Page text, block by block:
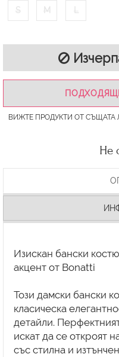
S M L
ВИЖТЕ ПРОДУКТИ ОТ
Не
Изискан бански
акцент от Bonatti
Този дамски бански
класическа
детайли.
искат да се откроят
със стилна и